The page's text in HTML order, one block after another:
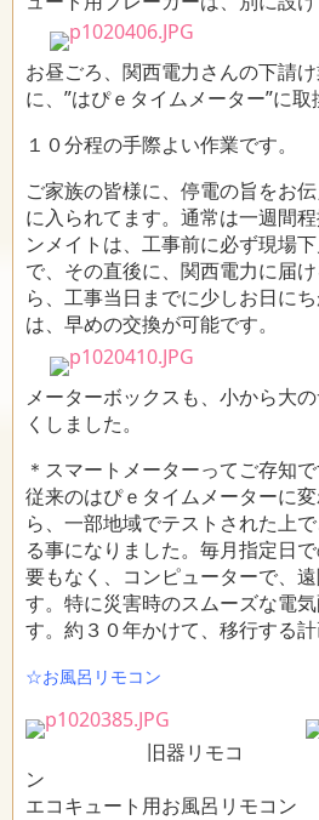
お昼ごろ、関西電力さんの下請
に、”はぴｅタイムメーター”に取
１０分程の手際よい作業です。
ご家族の皆様に、停電の旨をお
に入られてます。通常は一週間
ンメイトは、工事前に必ず現場
で、その直後に、関西電力に届
ら、工事当日までに少しお日に
は、早めの交換が可能です。
メーターボックスも、小から大
くしました。
＊スマートメーターってご存知
従来のはぴｅタイムメーターに
ら、一部地域でテストされた上
る事になりました。毎月指定日
要もなく、コンピューターで、
す。特に災害時のスムーズな電
す。約３０年かけて、移行する計
☆お風呂リモコン
旧器リモコ
エコキュート用お風呂リモコン